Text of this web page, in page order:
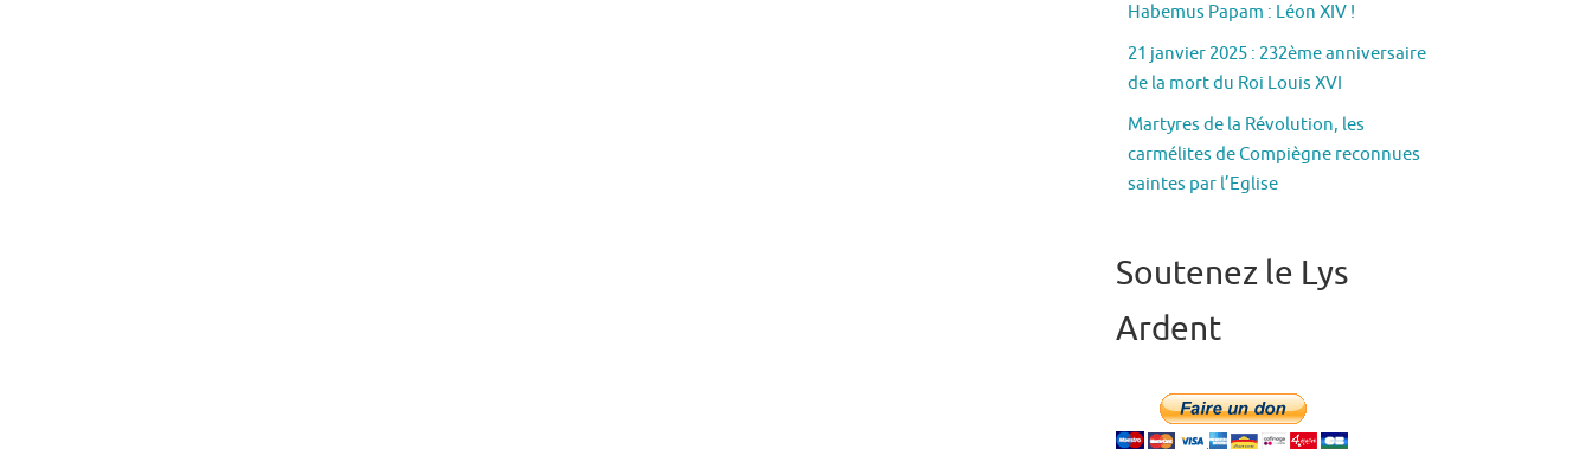
Habemus Papam : Léon XIV !
21 janvier 2025 : 232ème anniversaire
de la mort du Roi Louis XVI
Martyres de la Révolution, les
carmélites de Compiègne reconnues
saintes par l’Eglise
Soutenez le Lys
Ardent